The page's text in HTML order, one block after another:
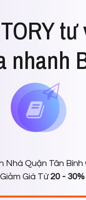
tư
nhanh
Nhà Quận Tân Bình
Giảm Giá Từ 20 - 30%